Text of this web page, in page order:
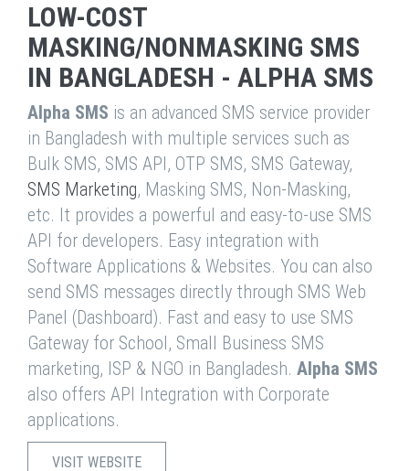
LOW-COST
MASKING/NONMASKING SMS
IN BANGLADESH - ALPHA SMS
Alpha SMS is an advanced SMS service provider
in Bangladesh with multiple services such as
Bulk SMS, SMS API, OTP SMS, SMS Gateway,
SMS Marketing, Masking SMS, Non-Masking,
etc. It provides a powerful and easy-to-use SMS
API for developers. Easy integration with
Software Applications & Websites. You can also
send SMS messages directly through SMS Web
Panel (Dashboard). Fast and easy to use SMS
Gateway for School, Small Business SMS
marketing, ISP & NGO in Bangladesh. Alpha SMS
also offers API Integration with Corporate
applications.
VISIT WEBSITE